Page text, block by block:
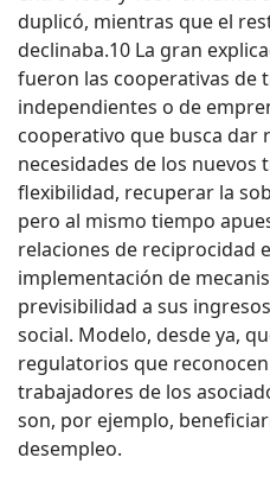
duplicó, mientras que el
declinaba.10 La gran
fueron las cooperativas de
independientes o de
cooperativo que busca dar
necesidades de los
flexibilidad, recuperar la
pero al mismo tiempo
relaciones de reciprocidad
implementación de
previsibilidad a sus
social. Modelo, desde ya,
regulatorios que
trabajadores de los
son, por ejemplo,
desempleo.